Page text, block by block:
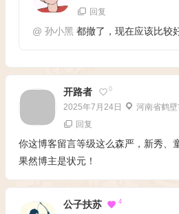
回复
@ 孙小黑都撤了，现在应该比较
开路者 0
2025年7月24日 河南省鹤壁
回复
你这博客留言等级这么森严，新秀、
果然博主是状元！
公子扶苏 4